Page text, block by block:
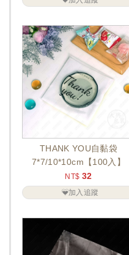
THANK YOU自黏袋
7*7/10*10cm【100入】
NT$ 32
加入追蹤